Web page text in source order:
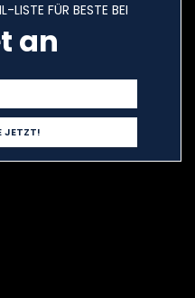
LISTE FÜR BESTE BEI
an